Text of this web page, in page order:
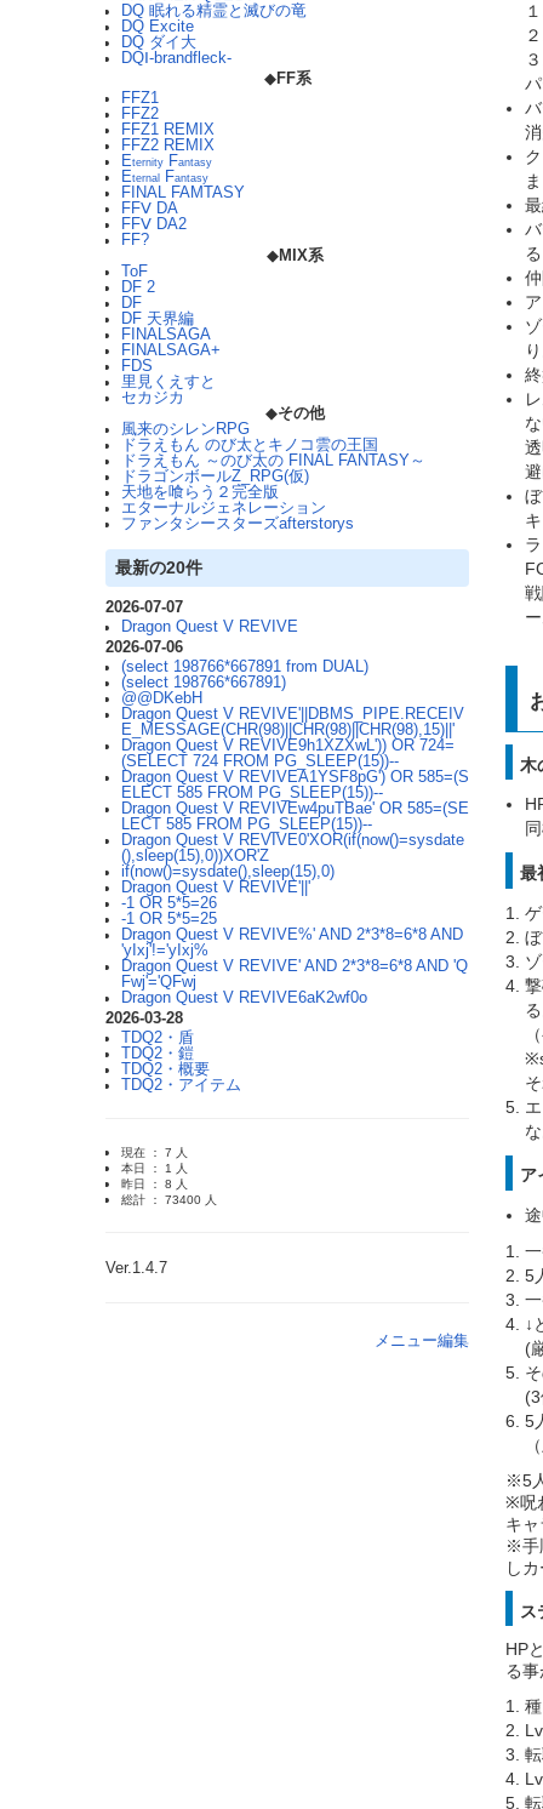
DQ 眠れる精霊と滅びの竜
DQ Excite
DQ ダイ大
DQⅠ-brandfleck-
◆FF系
FFZ1
FFZ2
FFZ1 REMIX
FFZ2 REMIX
EternityFantasy
EternalFantasy
FINAL FAMTASY
FFⅤ DA
FFⅤ DA2
FF?
◆MIX系
ToF
DF 2
DF
DF 天界編
FINALSAGA
FINALSAGA+
FDS
里見くえすと
セカジカ
◆その他
風来のシレンRPG
ドラえもん のび太とキノコ雲の王国
ドラえもん ～のび太の FINAL FANTASY～
ドラゴンボールZ_RPG(仮)
天地を喰らう２完全版
エターナルジェネレーション
ファンタシースターズafterstorys
最新の20件
2026-07-07
Dragon Quest V REVIVE
2026-07-06
(select 198766*667891 from DUAL)
(select 198766*667891)
@@DKebH
Dragon Quest V REVIVE'||DBMS_PIPE.RECEIV
E_MESSAGE(CHR(98)||CHR(98)||CHR(98),15)||'
Dragon Quest V REVIVE9h1XZXwL')) OR 724=
(SELECT 724 FROM PG_SLEEP(15))--
Dragon Quest V REVIVEA1YSF8pG') OR 585=(S
ELECT 585 FROM PG_SLEEP(15))--
Dragon Quest V REVIVEw4puTBae' OR 585=(SE
LECT 585 FROM PG_SLEEP(15))--
Dragon Quest V REVIVE0'XOR(if(now()=sysdate
(),sleep(15),0))XOR'Z
if(now()=sysdate(),sleep(15),0)
Dragon Quest V REVIVE'||'
-1 OR 5*5=26
-1 OR 5*5=25
Dragon Quest V REVIVE%' AND 2*3*8=6*8 AND
'yIxj'!='yIxj%
Dragon Quest V REVIVE' AND 2*3*8=6*8 AND 'Q
Fwj'='QFwj
Dragon Quest V REVIVE6aK2wf0o
2026-03-28
TDQ2・盾
TDQ2・鎧
TDQ2・概要
TDQ2・アイテム
現在 ： 7 人
本日 ： 1 人
昨日 ： 8 人
総計 ： 73400 人
Ver.1.4.7
メニュー編集
り
な
木
最
る
ア
5
↓
(
5
※5
※呪
キ
※手
し
ス
HP
る事